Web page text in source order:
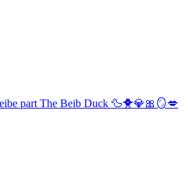
part The Beib Duck 🦆🐥💎🎀🪞💋